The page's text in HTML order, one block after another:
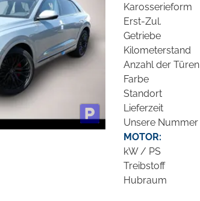
Karosserieform
Erst-Zul.
Getriebe
Kilometerstand
Anzahl der Türen
Farbe
Standort
Lieferzeit
Unsere Nummer
MOTOR:
kW / PS
Treibstoff
Hubraum